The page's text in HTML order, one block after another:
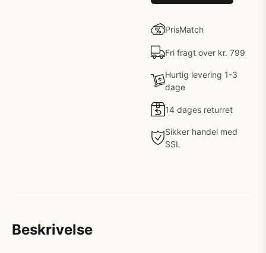
PrisMatch
Fri fragt over kr. 799
Hurtig levering 1-3
dage
14 dages returret
Sikker handel med
SSL
Beskrivelse